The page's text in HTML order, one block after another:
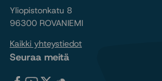
Yliopistonkatu 8
96300 ROVANIEMI
Kaikki yhteystiedot
Seuraa meitä